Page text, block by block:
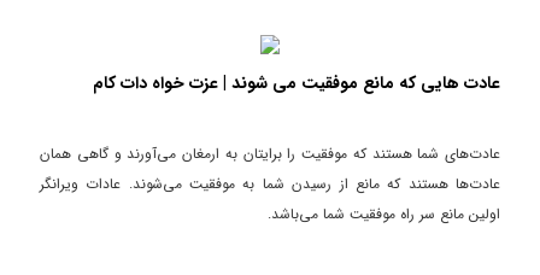
عادت هایی که مانع موفقیت می شوند | عزت خواه دات کام
عادت‌های شما هستند که موفقیت را برایتان به ارمغان می‌آورند و گاهی همان
عادت‌ها هستند که مانع از رسیدن شما به موفقیت می‌شوند. عادات ویرانگر
اولین مانع سر راه موفقیت شما می‌باشد.